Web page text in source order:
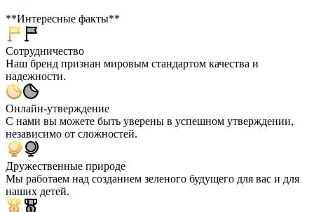
**Интересные факты**
Сотрудничество
Наш бренд признан мировым стандартом качества и
надежности.
Онлайн-утверждение
С нами вы можете быть уверены в успешном утверждении,
независимо от сложностей.
Дружественные природе
Мы работаем над созданием зеленого будущего для вас и для
наших детей.